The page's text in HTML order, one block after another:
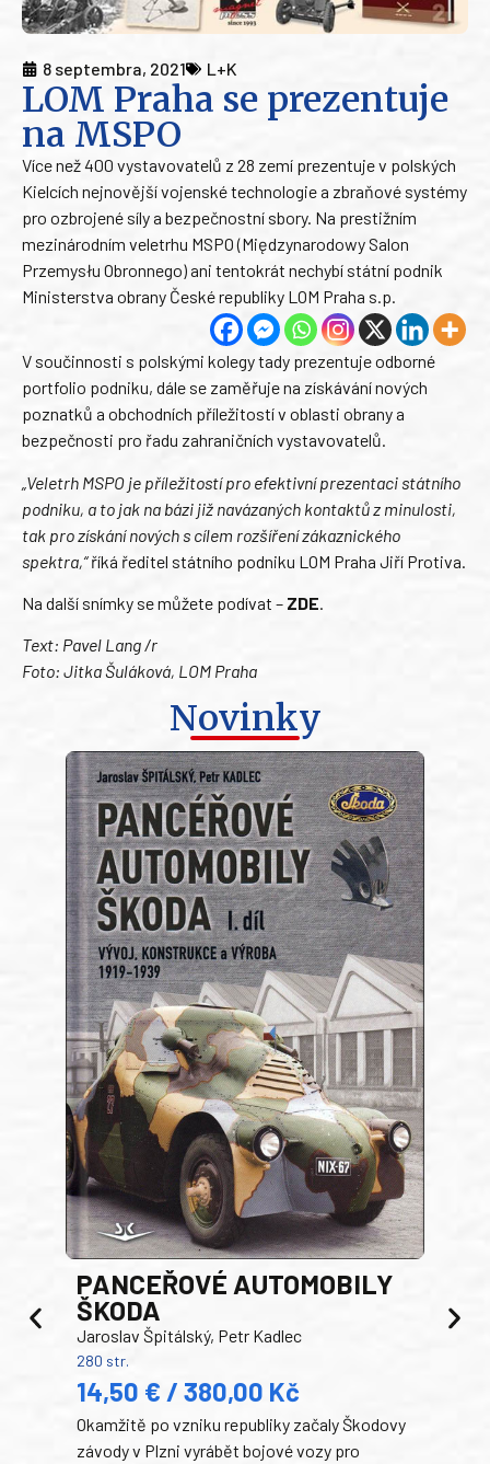
8 septembra, 2021 L+K
LOM Praha se prezentuje
na MSPO
Více než 400 vystavovatelů z 28 zemí prezentuje v polských
Kielcích nejnovější vojenské technologie a zbraňové systémy
pro ozbrojené síly a bezpečnostní sbory. Na prestižním
mezinárodním veletrhu MSPO (Międzynarodowy Salon
Przemysłu Obronnego) ani tentokrát nechybí státní podnik
Ministerstva obrany České republiky LOM Praha s.p.
V součinnosti s polskými kolegy tady prezentuje odborné
portfolio podniku, dále se zaměřuje na získávání nových
poznatků a obchodních příležitostí v oblasti obrany a
bezpečnosti pro řadu zahraničních vystavovatelů.
„Veletrh MSPO je příležitostí pro efektivní prezentaci státního
podniku, a to jak na bázi již navázaných kontaktů z minulosti,
tak pro získání nových s cílem rozšíření zákaznického
spektra,“říká ředitel státního podniku LOM Praha Jiří Protiva.
Na další snímky se můžete podívat – ZDE.
Text: Pavel Lang /r
Foto: Jitka Šuláková, LOM Praha
Novinky
PANCEŘOVÉ AUTOMOBILY
ŠKODA
Jaroslav Špitálský, Petr Kadlec
280 str.
14,50 € / 380,00 Kč
Okamžitě po vzniku republiky začaly Škodovy
závody v Plzni vyrábět bojové vozy pro